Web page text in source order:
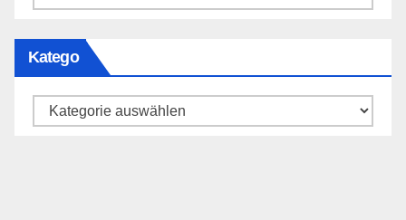
Katego
Katego